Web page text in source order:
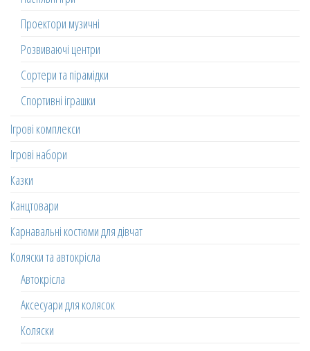
Проектори музичні
Розвиваючі центри
Сортери та пірамідки
Спортивні іграшки
Ігрові комплекси
Ігрові набори
Казки
Канцтовари
Карнавальні костюми для дівчат
Коляски та автокрісла
Автокрісла
Аксесуари для колясок
Коляски